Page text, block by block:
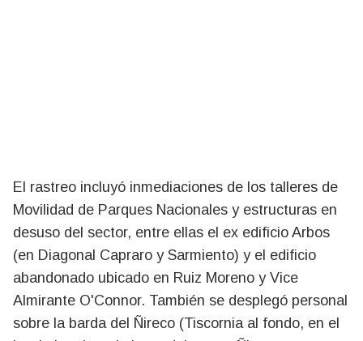
El rastreo incluyó inmediaciones de los talleres de
Movilidad de Parques Nacionales y estructuras en
desuso del sector, entre ellas el ex edificio Arbos
(en Diagonal Capraro y Sarmiento) y el edificio
abandonado ubicado en Ruiz Moreno y Vice
Almirante O'Connor. También se desplegó personal
sobre la barda del Ñireco (Tiscornia al fondo, en el